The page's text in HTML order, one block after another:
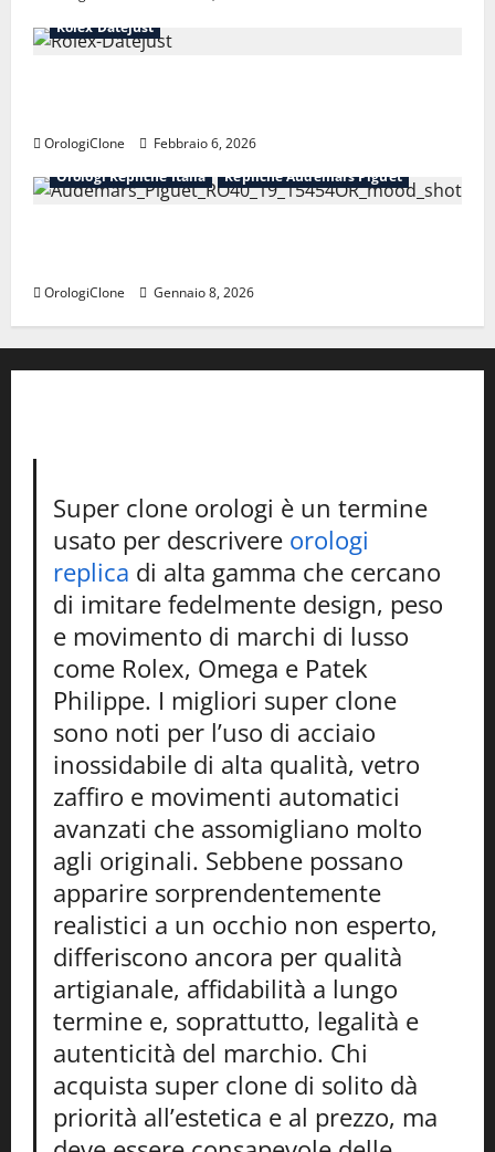
Rolex Datejust
OrologiClone
Febbraio 6, 2026
Orologi Repliche Italia
Repliche Audemars Piguet
OrologiClone Gennaio 8, 2026
Super clone orologi è un termine
usato per descrivere orologi
replica di alta gamma che cercano
di imitare fedelmente design, peso
e movimento di marchi di lusso
come Rolex, Omega e Patek
Philippe. I migliori super clone
sono noti per l’uso di acciaio
inossidabile di alta qualità, vetro
zaffiro e movimenti automatici
avanzati che assomigliano molto
agli originali. Sebbene possano
apparire sorprendentemente
realistici a un occhio non esperto,
differiscono ancora per qualità
artigianale, affidabilità a lungo
termine e, soprattutto, legalità e
autenticità del marchio. Chi
acquista super clone di solito dà
priorità all’estetica e al prezzo, ma